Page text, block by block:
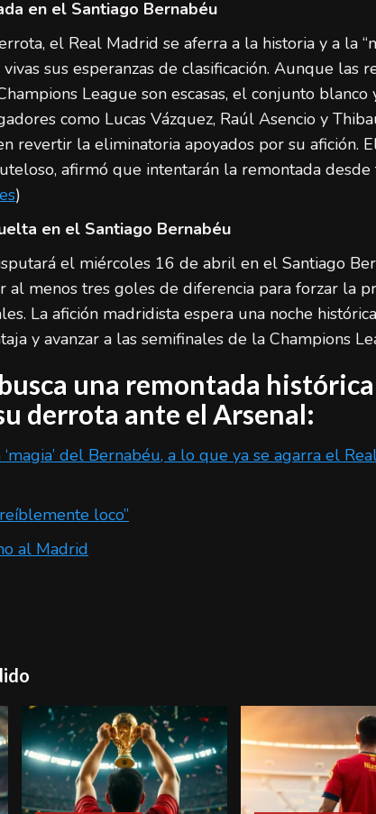
en el Santiago Bernabéu
el Real Madrid se aferra a la historia y a la
sus esperanzas de clasificación. Aunque las
League son escasas, el conjunto blanco
como Lucas Vázquez, Raúl Asencio y
revertir la eliminatoria apoyados por su afición.
afirmó que intentarán la remontada desde
)
en el Santiago Bernabéu
el miércoles 16 de abril en el Santiago
al menos tres goles de diferencia para forzar la
La afición madridista espera una noche
y avanzar a las semifinales de la Champions
una remontada
derrota ante el Arsenal:
del Bernabéu, a lo que ya se agarra el
loco”
al Madrid
admin 20 de julio